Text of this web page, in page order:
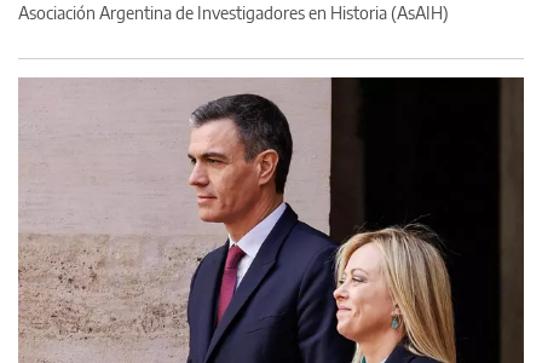
Asociación Argentina de Investigadores en Historia (AsAIH)